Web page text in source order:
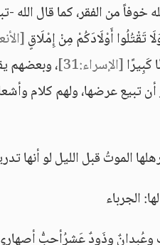
من الفقر، كما قال الله -
تَقْتُلُوا أَوْلَادَكُمْ مِنْ إِمْلَاقٍ
[الإسراء:31]
، وبعضهم
أن تبيع عرضها، ولهم كلام
الموتُ قبل الليل لو أنها
الجرباء
وعُبدانٌ وذَودٌ عَشرُأحبُّ أصهاري